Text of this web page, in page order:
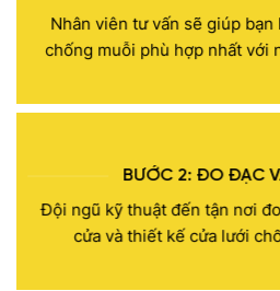
Nhân viên tư vấn sẽ giúp
chống muỗi phù hợp nhất với
BƯỚC 2: ĐO ĐẠC
Đội ngũ kỹ thuật đến tận nơi
cửa và thiết kế cửa lưới